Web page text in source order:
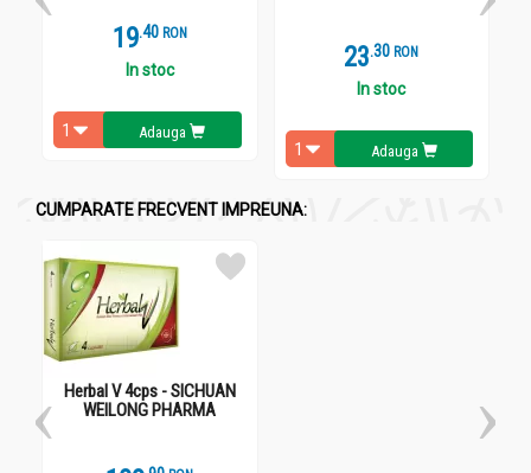
Administrare
Biscuiti animalute vesele fulgi ciocolata eco 120g -
Se consuma ca atare atunci cand doriti ceva dulce si sanatos.
19.4 RON
In stoc
Adauga
23.3 RON
In stoc
Adauga
CUMPARATE FRECVENT IMPREUNA:
Herbal V 4cps - SICHUAN
WEILONG PHARMA